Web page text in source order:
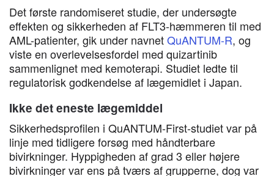
Det første randomiseret studie, der undersøgte
effekten og sikkerheden af FLT3-hæmmeren til med
AML-patienter, gik under navnetQuANTUM-R, og
viste en overlevelsesfordel med quizartinib
sammenlignet med kemoterapi. Studiet ledte til
regulatorisk godkendelse af lægemidlet i Japan.
Ikke det eneste lægemiddel
Sikkerhedsprofilen i QuANTUM-First-studiet var på
linje med tidligere forsøg med håndterbare
bivirkninger. Hyppigheden af grad 3 eller højere
bivirkninger var ens på tværs af grupperne, dog var